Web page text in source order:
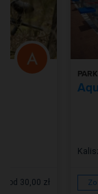
od 30,00 zł